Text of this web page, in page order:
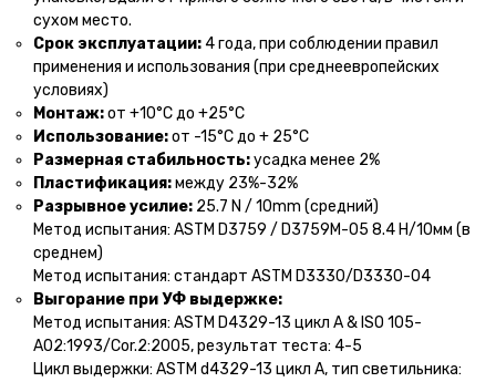
сухом место.
Срок эксплуатации:4 года, при соблюдении правил
применения и использования (при среднеевропейских
условиях)
Монтаж:от +10°С до +25°С
Использование:от -15°С до + 25°С
Размерная стабильность:усадка менее 2%
Пластификация:между 23%-32%
Разрывное усилие: 25.7 N / 10mm (средний)
Метод испытания: ASTM D3759 / D3759M-05 8.4 Н/10мм (в
среднем)
Метод испытания: стандарт ASTM D3330/D3330-04
Выгорание при УФ выдержке:
Метод испытания: ASTM D4329-13 цикл A & ISO 105-
A02:1993/Cor.2:2005, результат теста: 4-5
Цикл выдержки: ASTM d4329-13 цикл A, тип светильника: